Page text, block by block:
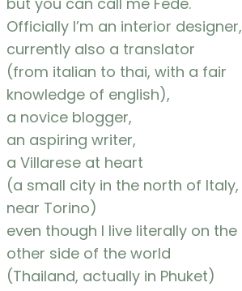
Officially I’m an interior designer,
currently also a translator
(from italian to thai, with a fair
knowledge of english),
a novice blogger,
an aspiring writer,
a Villarese at heart
(a small city in the north of Italy,
near Torino)
even though I live literally on the
other side of the world
(Thailand, actually in Phuket)